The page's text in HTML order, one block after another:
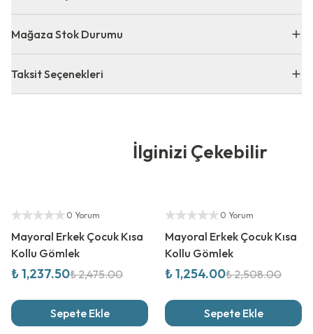
Mağaza Stok Durumu
Taksit Seçenekleri
İlginizi Çekebilir
Yetkili Satıcı
0 Yorum
Mayoral Erkek Çocuk Kısa
Kollu Gömlek
₺ 1,237.50₺ 2,475.00
Sepete Ekle
Yetkili Satıcı
0 Yorum
Mayoral Erkek Çocuk Kısa
Kollu Gömlek
₺ 1,254.00₺ 2,508.00
Sepete Ekle